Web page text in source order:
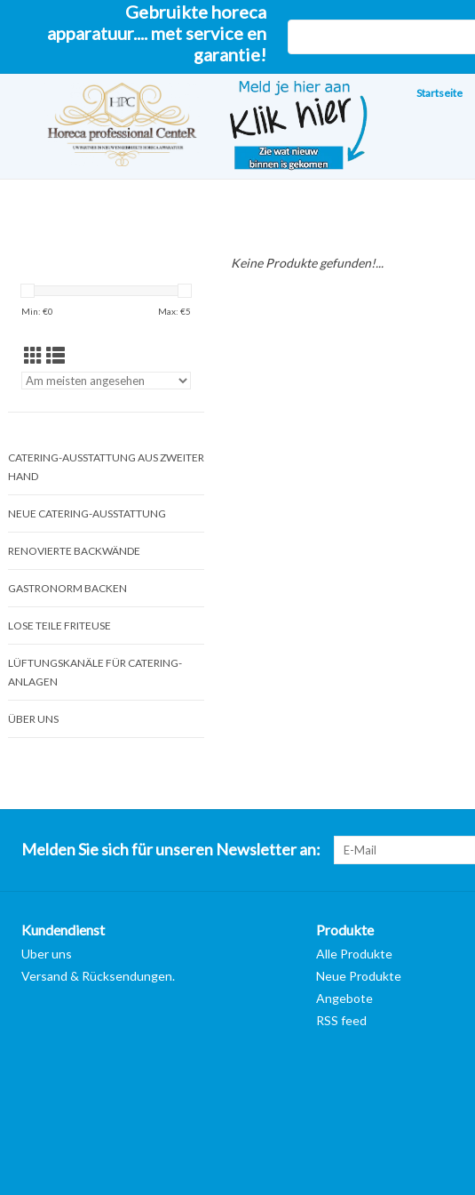
Gebruikte horeca
apparatuur.... met service en
garantie!
Startseite
Min: €0 Max: €5
CATERING-AUSSTATTUNG AUS ZWEITER
HAND
NEUE CATERING-AUSSTATTUNG
RENOVIERTE BACKWÄNDE
GASTRONORM BACKEN
LOSE TEILE FRITEUSE
LÜFTUNGSKANÄLE FÜR CATERING-
ANLAGEN
ÜBER UNS
Keine Produkte gefunden!...
Melden Sie sich für unseren Newsletter an:
Kundendienst
Uber uns
Versand & Rücksendungen.
Produkte
Alle Produkte
Neue Produkte
Angebote
RSS feed